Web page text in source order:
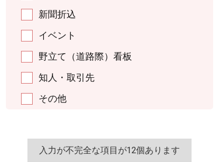
新聞折込
イベント
野立て（道路際）看板
知人・取引先
その他